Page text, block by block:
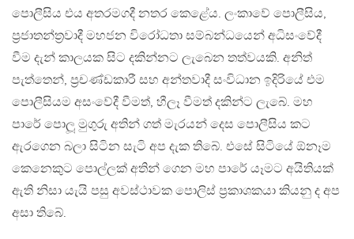
පොලීසිය එය අතරමගදී නතර කෙළේය. ලංකාවේ පොලීසිය,
ප‍්‍රජාතන්ත‍්‍රවාදී මහජන විරෝධතා සම්බන්ධයෙන් අධිසංවේදී
වීම දැන් කාලයක සිට දකින්නට ලැබෙන තත්වයකි. අනිත්
පැත්තෙන්, ප‍්‍රචණ්ඩකාරී සහ අන්තවාදී සංවිධාන ඉදිරියේ එම
පොලීසියම අසංවේදී වීමත්, හීලෑ වීමත් දකින්ට ලැබේ. මහ
පාරේ පොලූ මුගුරු අතින් ගත් මැරයන් දෙස පොලීසිය කට
ඇරගෙන බලා සිටින සැටි අප දැක තිබේ. එසේ සිටියේ ඕනෑම
කෙනෙකුට පොල්ලක් අතින් ගෙන මහ පාරේ යෑමට අයිතියක්
ඇති නිසා යැයි පසු අවස්ථාවක පොලිස් ප‍්‍රකාශකයා කියනු ද අප
අසා තිබේ.